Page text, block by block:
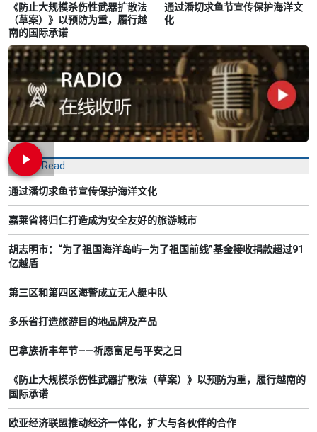
《防止大规模杀伤性武器扩散法
（草案）》以预防为重，履行越
南的国际承诺
通过潘切求鱼节宣传保护海洋文
化
Most Read
通过潘切求鱼节宣传保护海洋文化
嘉莱省将归仁打造成为安全友好的旅游城市
胡志明市：“为了祖国海洋岛屿—为了祖国前线”基金接收捐款超过91
亿越盾
第三区和第四区海警成立无人艇中队
多乐省打造旅游目的地品牌及产品
巴拿族祈丰年节——祈愿富足与平安之日
《防止大规模杀伤性武器扩散法（草案）》以预防为重，履行越南的
国际承诺
欧亚经济联盟推动经济一体化，扩大与各伙伴的合作